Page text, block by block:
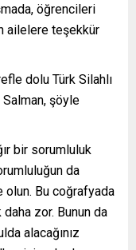
öğrencileri
ailelere teşekkür
dolu Türk Silahlı
Salman, şöyle
bir sorumluluk
da
olun. Bu coğrafyada
zor. Bunun da
alacağınız